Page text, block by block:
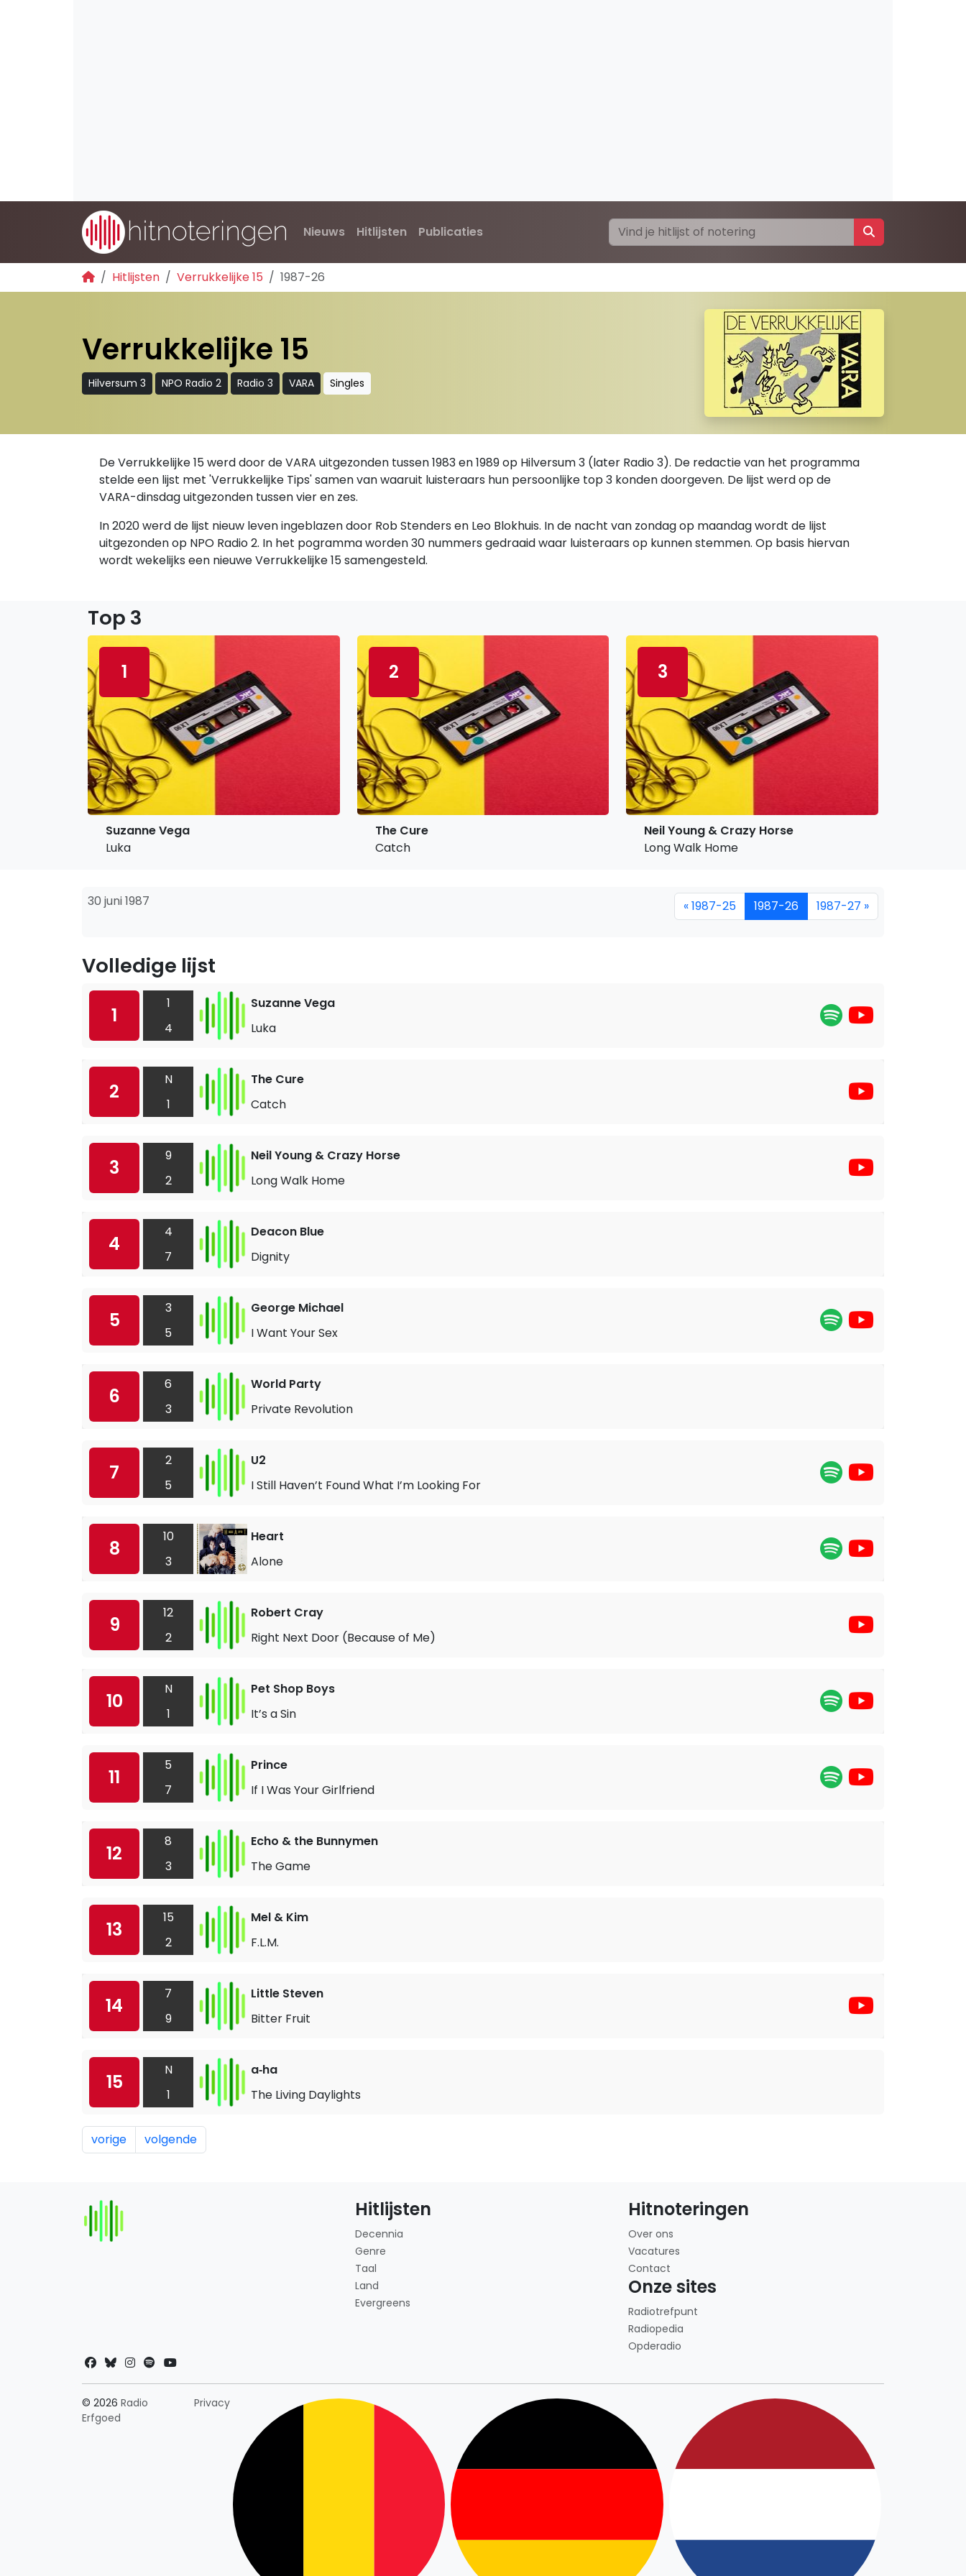
Nieuws Hitlijsten Publicaties
Hitlijsten Verrukkelijke 15 1987-26
Verrukkelijke 15
Hilversum 3 NPO Radio 2 Radio 3 VARA Singles
De Verrukkelijke 15 werd door de VARA uitgezonden tussen 1983 en 1989 op Hilversum 3 (later Radio 3). De redactie van het programma
stelde een lijst met 'Verrukkelijke Tips' samen van waaruit luisteraars hun persoonlijke top 3 konden doorgeven. De lijst werd op de
VARA-dinsdag uitgezonden tussen vier en zes.
In 2020 werd de lijst nieuw leven ingeblazen door Rob Stenders en Leo Blokhuis. In de nacht van zondag op maandag wordt de lijst
uitgezonden op NPO Radio 2. In het pogramma worden 30 nummers gedraaid waar luisteraars op kunnen stemmen. Op basis hiervan
wordt wekelijks een nieuwe Verrukkelijke 15 samengesteld.
Top 3
1
Suzanne Vega
Luka
2
The Cure
Catch
3
Neil Young & Crazy Horse
Long Walk Home
30 juni 1987 « 1987-25 1987-26 1987-27 »
Volledige lijst
1
1
4
Suzanne Vega
Luka
2
N
1
The Cure
Catch
3
9
2
Neil Young & Crazy Horse
Long Walk Home
4
4
7
Deacon Blue
Dignity
5
3
5
George Michael
I Want Your Sex
6
6
3
World Party
Private Revolution
7
2
5
U2
I Still Haven’t Found What I’m Looking For
8
10
3
Heart
Alone
9
12
2
Robert Cray
Right Next Door (Because of Me)
10
N
1
Pet Shop Boys
It’s a Sin
11
5
7
Prince
If I Was Your Girlfriend
12
8
3
Echo & the Bunnymen
The Game
13
15
2
Mel & Kim
F.L.M.
14
7
9
Little Steven
Bitter Fruit
15
N
1
a‐ha
The Living Daylights
vorige volgende
Hitlijsten
Decennia
Genre
Taal
Land
Evergreens
Hitnoteringen
Over ons
Vacatures
Contact
Onze sites
Radiotrefpunt
Radiopedia
Opderadio
© 2026 Radio
Erfgoed
PrivacyLandkeuze